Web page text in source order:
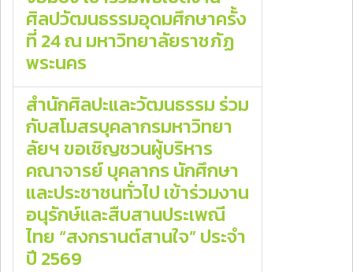
ศิลปวัฒนธรรมอุดมศึกษาครั้ง
ที่ 24 ณ มหาวิทยาลัยราชภัฏ
พระนคร
สำนักศิลปะและวัฒนธรรม ร่วม
กับสโมสรบุคลากรมหาวิทยา
ลัยฯ ขอเชิญชวนผู้บริหาร
คณาจารย์ บุคลากร นักศึกษา
และประชาชนทั่วไป เข้าร่วมงาน
อนุรักษ์และสืบสานประเพณี
ไทย “สงกรานต์สานใจ” ประจำ
ปี 2569